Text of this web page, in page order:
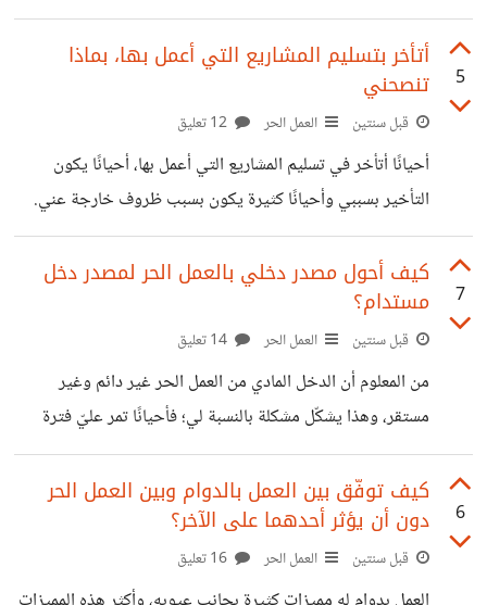
هؤلاء العمل المحدّدين؟
5
أتأخر بتسليم المشاريع التي أعمل بها، بماذا
تنصحني
قبل سنتين العمل الحر
أحيانًا أتأخر في تسليم المشاريع التي أعمل بها، أحيانًا يكون
التأخير بسببي وأحيانًا كثيرة يكون بسبب ظروف خارجة عني.
في هذا الحالة كيف أتصرف مع العميل صاحب المشروع لكي لا
يرفض المشروع أو يأخذ عني فكرة سلبية؟
7
كيف أحول مصدر دخلي بالعمل الحر لمصدر دخل
مستدام؟
قبل سنتين العمل الحر
من المعلوم أن الدخل المادي من العمل الحر غير دائم وغير
مستقر، وهذا يشكّل مشكلة بالنسبة لي؛ فأحيانًا تمر عليّ فترة
كبيرة من الوقت ولا أجد أي دخل مادي، في رأيكم كيف أحوّل
العمل الحر ليصبح مصدرَ دخلٍ دائم ولا أتأثر ماديًّا بسببه؟
6
كيف توفّق بين العمل بالدوام وبين العمل الحر
دون أن يؤثر أحدهما على الآخر؟
قبل سنتين العمل الحر